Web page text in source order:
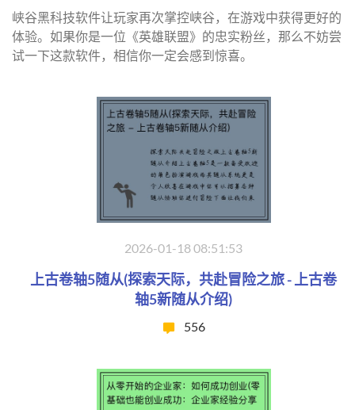
峡谷黑科技软件让玩家再次掌控峡谷，在游戏中获得更好的
体验。如果你是一位《英雄联盟》的忠实粉丝，那么不妨尝
试一下这款软件，相信你一定会感到惊喜。
2026-01-18 08:51:53
上古卷轴5随从(探索天际，共赴冒险之旅 - 上古卷
轴5新随从介绍)
556